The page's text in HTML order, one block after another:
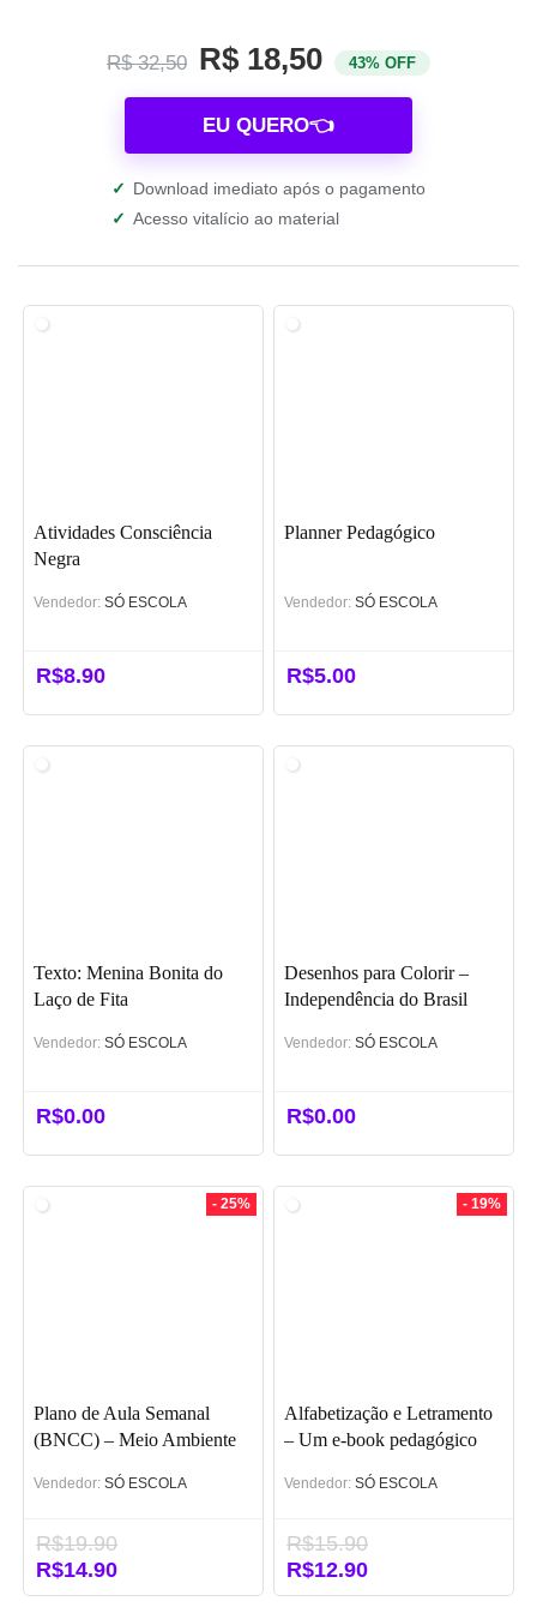
R$ 32,50 R$ 18,50 43% OFF
EU QUERO👈
✓ Download imediato após o pagamento
✓ Acesso vitalício ao material
Atividades Consciência
Negra
Vendedor: SÓ ESCOLA
R$8.90
Planner Pedagógico
Vendedor: SÓ ESCOLA
R$5.00
Texto: Menina Bonita do
Laço de Fita
Vendedor: SÓ ESCOLA
R$0.00
Desenhos para Colorir –
Independência do Brasil
Vendedor: SÓ ESCOLA
R$0.00
- 25%
Plano de Aula Semanal
(BNCC) – Meio Ambiente
Vendedor: SÓ ESCOLA
R$19.90
O
preço
R$14.90O
preço
- 19%
Alfabetização e Letramento
– Um e-book pedagógico
Vendedor: SÓ ESCOLA
R$15.90
O
preço
R$12.90O
preço